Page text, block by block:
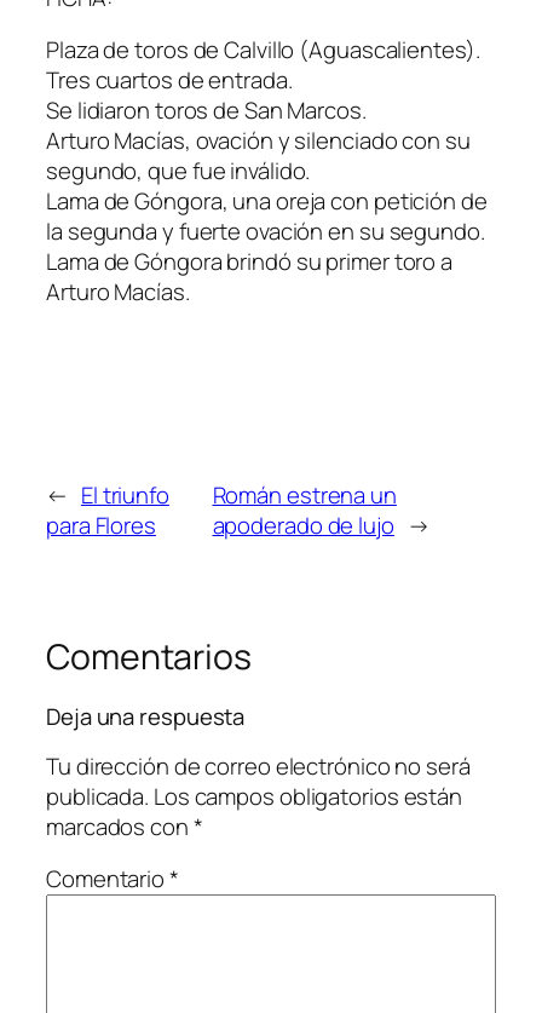
Plaza de toros de Calvillo (Aguascalientes).
Tres cuartos de entrada.
Se lidiaron toros de San Marcos.
Arturo Macías, ovación y silenciado con su
segundo, que fue inválido.
Lama de Góngora, una oreja con petición de
la segunda y fuerte ovación en su segundo.
Lama de Góngora brindó su primer toro a
Arturo Macías.
← El triunfo
para Flores
Román estrena un
apoderado de lujo →
Comentarios
Deja una respuesta
Tu dirección de correo electrónico no será
publicada. Los campos obligatorios están
marcados con*
Comentario*